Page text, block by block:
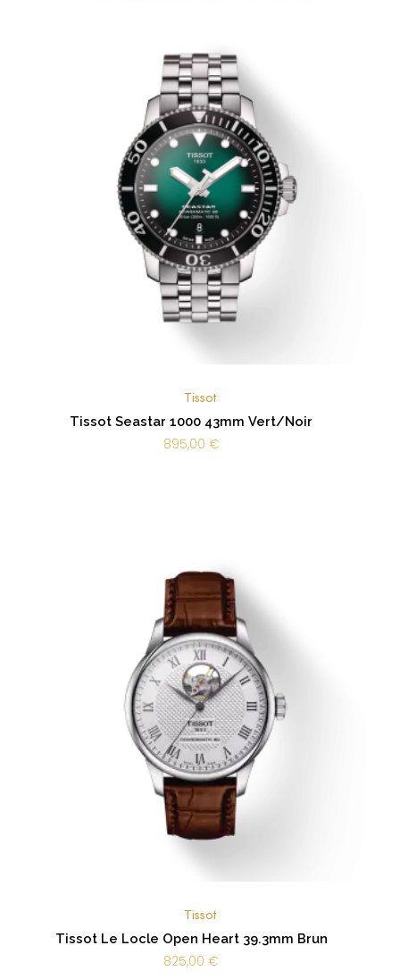
Tissot
Tissot Seastar 1000 43mm Vert/Noir
895,00 €
Tissot
Tissot Le Locle Open Heart 39.3mm Brun
825,00 €